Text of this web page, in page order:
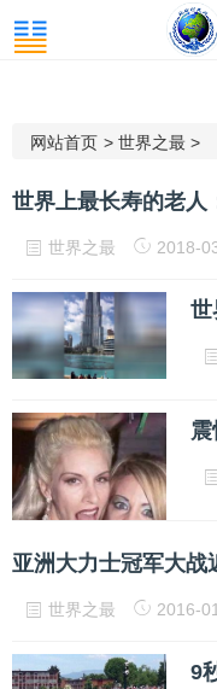
网站首页 > 世界之最 >
世界之最 2018-
世
世界之最 2016-